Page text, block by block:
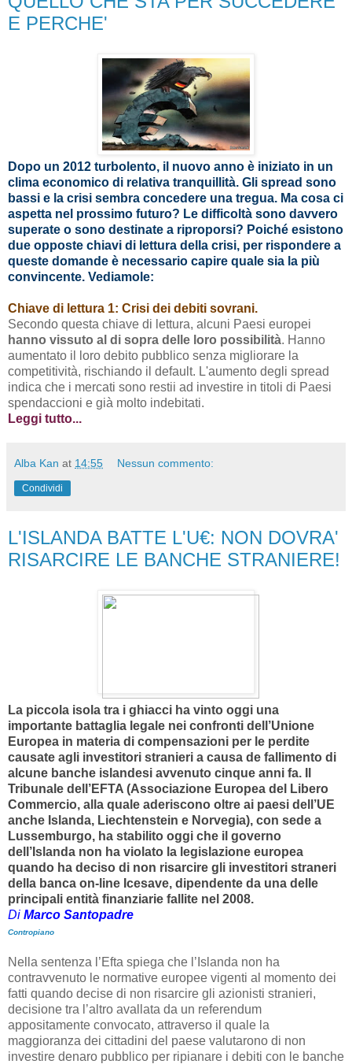
E PERCHE'
Dopo un 2012 turbolento, il nuovo anno è iniziato in un
clima economico di relativa tranquillità. Gli spread sono
bassi e la crisi sembra concedere una tregua. Ma cosa ci
aspetta nel prossimo futuro? Le difficoltà sono davvero
superate o sono destinate a riproporsi? Poiché esistono
due opposte chiavi di lettura della crisi, per rispondere a
queste domande è necessario capire quale sia la più
convincente. Vediamole:
Chiave di lettura 1: Crisi dei debiti sovrani.
Secondo questa chiave di lettura, alcuni Paesi europei
hanno vissuto al di sopra delle loro possibilità. Hanno
aumentato il loro debito pubblico senza migliorare la
competitività, rischiando il default. L'aumento degli spread
indica che i mercati sono restii ad investire in titoli di Paesi
spendaccioni e già molto indebitati.
Leggi tutto...
Alba Kan at 14:55 Nessun commento:
Condividi
L'ISLANDA BATTE L'U€: NON DOVRA'
RISARCIRE LE BANCHE STRANIERE!
La piccola isola tra i ghiacci ha vinto oggi una
importante battaglia legale nei confronti dell’Unione
Europea in materia di compensazioni per le perdite
causate agli investitori stranieri a causa de fallimento di
alcune banche islandesi avvenuto cinque anni fa. Il
Tribunale dell’EFTA (Associazione Europea del Libero
Commercio, alla quale aderiscono oltre ai paesi dell’UE
anche Islanda, Liechtenstein e Norvegia), con sede a
Lussemburgo, ha stabilito oggi che il governo
dell’Islanda non ha violato la legislazione europea
quando ha deciso di non risarcire gli investitori straneri
della banca on-line Icesave, dipendente da una delle
principali entità finanziarie fallite nel 2008.
Di Marco Santopadre
Contropiano
Nella sentenza l’Efta spiega che l’Islanda non ha
contravvenuto le normative europee vigenti al momento dei
fatti quando decise di non risarcire gli azionisti stranieri,
decisione tra l’altro avallata da un referendum
appositamente convocato, attraverso il quale la
maggioranza dei cittadini del paese valutarono di non
investire denaro pubblico per ripianare i debiti con le banche